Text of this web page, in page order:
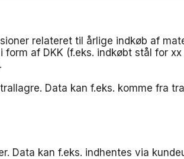
relateret til årlige indkøb af
af DKK (f.eks. indkøbt stål for
Data kan f.eks. komme fra
Data kan f.eks. indhentes via